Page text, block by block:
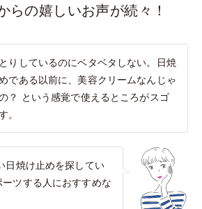
らの嬉しいお声が続々！
りしているのにベタベタしない。日焼
である以前に、美容クリームなんじゃ
？ という感覚で使えるところがスゴ
。
日焼け止めを探してい
ツする人におすすめな